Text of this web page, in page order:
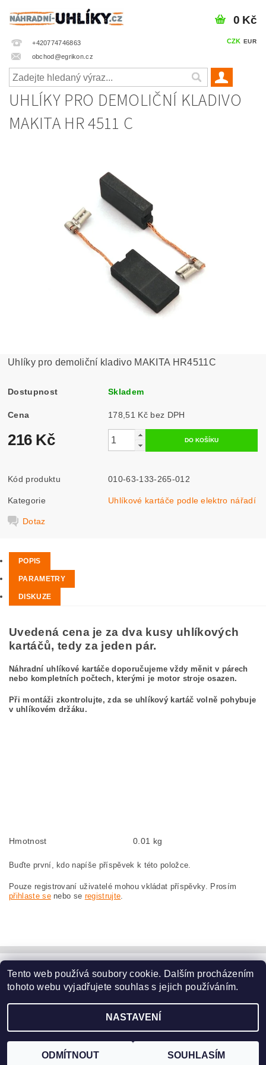
+420774746863
obchod@egrikon.cz
CZK EUR
0 Kč
UHLÍKY PRO DEMOLIČNÍ KLADIVO
MAKITA HR 4511 C
Uhlíky pro demoliční kladivo MAKITA HR4511C
Dostupnost Skladem
Cena 178,51 Kč bez DPH
216 Kč
Kód produktu 010-63-133-265-012
Kategorie Uhlíkové kartáče podle elektro nářadí
Dotaz
POPIS
PARAMETRY
DISKUZE
Uvedená cena je za dva kusy uhlíkových
kartáčů, tedy za jeden pár.
Náhradní uhlíkové kartáče doporučujeme vždy měnit v párech
nebo kompletních počtech, kterými je motor stroje osazen.
Při montáži zkontrolujte, zda se uhlíkový kartáč volně pohybuje
v uhlíkovém držáku.
Hmotnost 0.01 kg
Buďte první, kdo napíše příspěvek k této položce.
Pouze registrovaní uživatelé mohou vkládat příspěvky. Prosím
přihlaste senebo se registrujte.
www.dodilny.cz
www.nahradni-uhliky.cz, všechna práva vyhrazena
cookies
Tento web používá soubory cookie. Dalším procházením
tohoto webu vyjadřujete souhlas s jejich používáním.
NASTAVENÍ
ODMÍTNOUT SOUHLASÍM